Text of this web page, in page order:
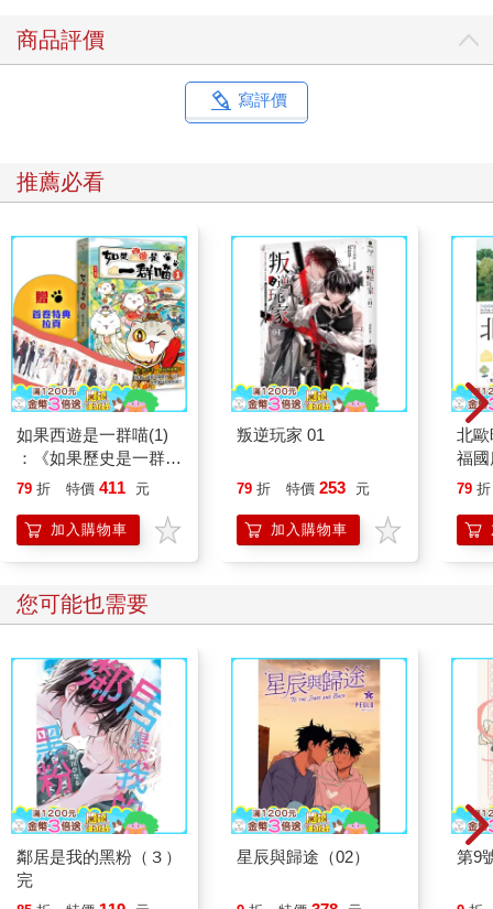
商品評價
寫評價
推薦必看
如果西遊是一群喵(1)
：《如果歷史是一群
喵》作者最新力作，附
79 折 特價 411 元
加入購物車
叛逆玩家 01
79 折 特價 253 元
加入購物車
北
福
79 折
您可能也需要
鄰居是我的黑粉（３）
完
星辰與歸途（02） 第9